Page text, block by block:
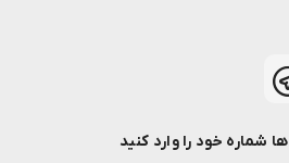
شماره خود را وارد کنید